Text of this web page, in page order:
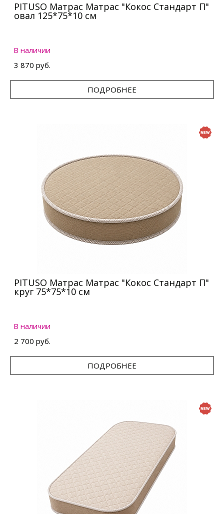
PITUSO Матрас Матрас "Кокос Стандарт П"
овал 125*75*10 см
В наличии
3 870 руб.
ПОДРОБНЕЕ
PITUSO Матрас Матрас "Кокос Стандарт П"
круг 75*75*10 см
В наличии
2 700 руб.
ПОДРОБНЕЕ